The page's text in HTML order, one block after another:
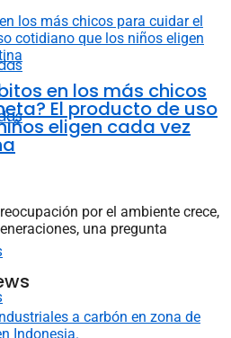
en los más chicos
El producto de uso
eligen cada vez
por el ambiente crece,
una pregunta